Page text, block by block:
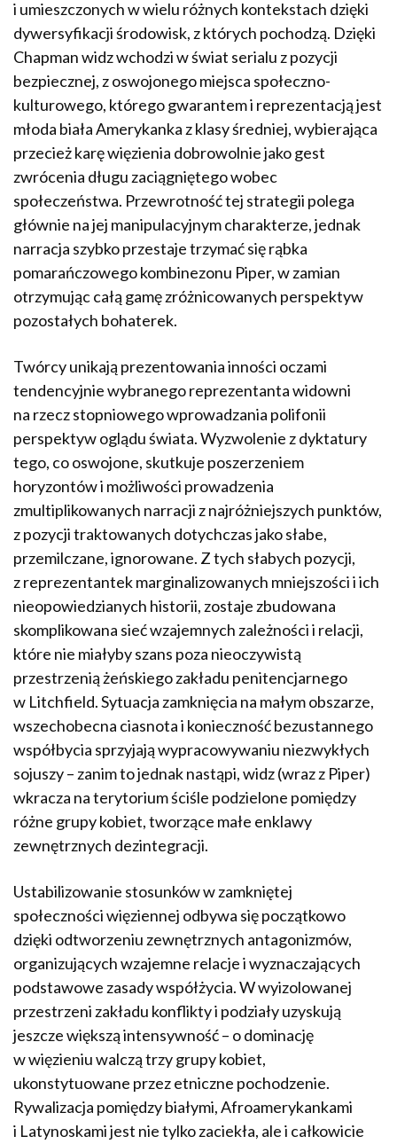
i umieszczonych w wielu różnych kontekstach dzięki
dywersyfikacji środowisk, z których pochodzą. Dzięki
Chapman widz wchodzi w świat serialu z pozycji
bezpiecznej, z oswojonego miejsca społeczno-
kulturowego, którego gwarantem i reprezentacją jest
młoda biała Amerykanka z klasy średniej, wybierająca
przecież karę więzienia dobrowolnie jako gest
zwrócenia długu zaciągniętego wobec
społeczeństwa. Przewrotność tej strategii polega
głównie na jej manipulacyjnym charakterze, jednak
narracja szybko przestaje trzymać się rąbka
pomarańczowego kombinezonu Piper, w zamian
otrzymując całą gamę zróżnicowanych perspektyw
pozostałych bohaterek.
Twórcy unikają prezentowania inności oczami
tendencyjnie wybranego reprezentanta widowni
na rzecz stopniowego wprowadzania polifonii
perspektyw oglądu świata. Wyzwolenie z dyktatury
tego, co oswojone, skutkuje poszerzeniem
horyzontów i możliwości prowadzenia
zmultiplikowanych narracji z najróżniejszych punktów,
z pozycji traktowanych dotychczas jako słabe,
przemilczane, ignorowane. Z tych słabych pozycji,
z reprezentantek marginalizowanych mniejszości i ich
nieopowiedzianych historii, zostaje zbudowana
skomplikowana sieć wzajemnych zależności i relacji,
które nie miałyby szans poza nieoczywistą
przestrzenią żeńskiego zakładu penitencjarnego
w Litchfield. Sytuacja zamknięcia na małym obszarze,
wszechobecna ciasnota i konieczność bezustannego
współbycia sprzyjają wypracowywaniu niezwykłych
sojuszy – zanim to jednak nastąpi, widz (wraz z Piper)
wkracza na terytorium ściśle podzielone pomiędzy
różne grupy kobiet, tworzące małe enklawy
zewnętrznych dezintegracji.
Ustabilizowanie stosunków w zamkniętej
społeczności więziennej odbywa się początkowo
dzięki odtworzeniu zewnętrznych antagonizmów,
organizujących wzajemne relacje i wyznaczających
podstawowe zasady współżycia. W wyizolowanej
przestrzeni zakładu konflikty i podziały uzyskują
jeszcze większą intensywność – o dominację
w więzieniu walczą trzy grupy kobiet,
ukonstytuowane przez etniczne pochodzenie.
Rywalizacja pomiędzy białymi, Afroamerykankami
i Latynoskami jest nie tylko zaciekła, ale i całkowicie